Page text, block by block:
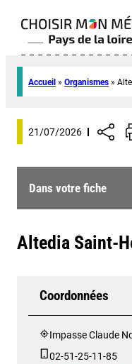
Accueil » Organismes »
21/07/2026
Dans votre fiche
Altedia Saint-
Coordonnées
Impasse Claude
02-51-25-11-85